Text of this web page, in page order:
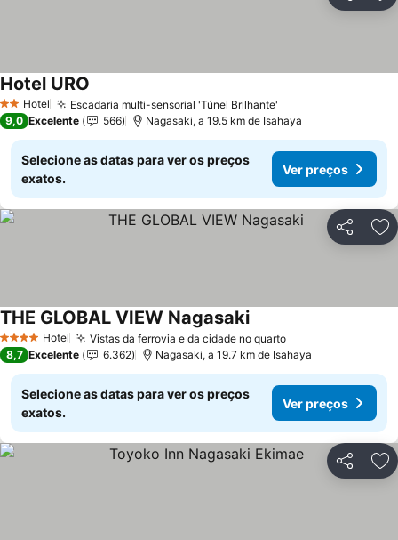
2 Estrelas
Hotel Escadaria multi-sensorial 'Túnel Brilhante'
Hotel URO
9,0 Excelente 566 Nagasaki, a 19.5 km de Isahaya
Selecione as datas para ver os preços
exatos.
Ver preços
Partilhar
4 EstrelasHotel Vistas da ferrovia e da cidade no quartoVer preços
THE GLOBAL VIEW NagasakiVer preços
8,7 Excelente 6.362 Nagasaki, a 19.7 km de Isahaya
Selecione as datas para ver os preços
exatos.
Ver preços
Partilhar